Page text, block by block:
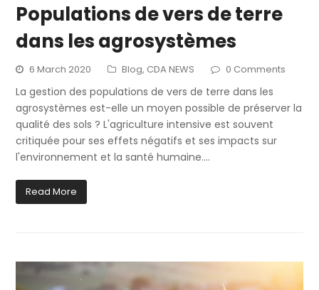
Populations de vers de terre
dans les agrosystèmes
6 March 2020 Blog, CDA NEWS 0 Comments
La gestion des populations de vers de terre dans les
agrosystèmes est-elle un moyen possible de préserver la
qualité des sols ? L'agriculture intensive est souvent
critiquée pour ses effets négatifs et ses impacts sur
l'environnement et la santé humaine.…
Read More